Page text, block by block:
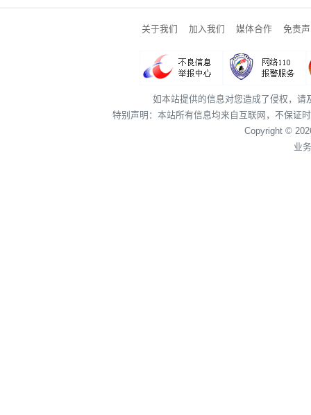
关于我们 加入我们 媒体合作 免责
如本站提供的信息对您造成了侵权，
特别声明：本站所有信息均来自互联网，不保证
Copyright ©
业